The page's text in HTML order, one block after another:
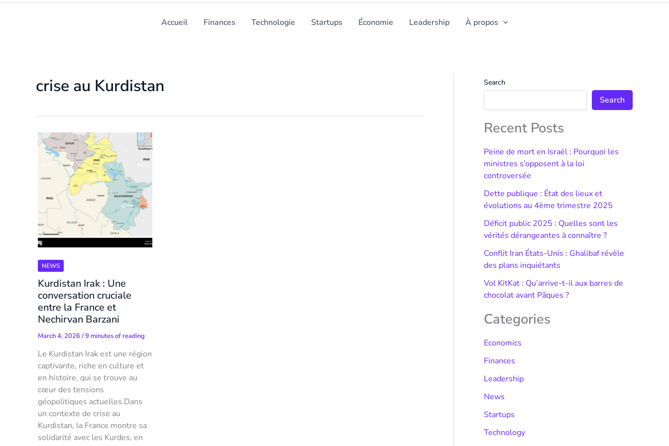
Accueil Finances Technologie Startups Économie Leadership À propos
crise au Kurdistan
NEWS
Kurdistan Irak : Une
conversation cruciale
entre la France et
Nechirvan Barzani
March 4, 2026/9 minutes of reading
Le Kurdistan Irak est une région
captivante, riche en culture et
en histoire, qui se trouve au
cœur des tensions
géopolitiques actuelles.Dans
un contexte de crise au
Kurdistan, la France montre sa
solidarité avec les Kurdes, en
Search
Search
Recent Posts
Peine de mort en Israël : Pourquoi les
ministres s’opposent à la loi
controversée
Dette publique : État des lieux et
évolutions au 4ème trimestre 2025
Déficit public 2025 : Quelles sont les
vérités dérangeantes à connaître ?
Conflit Iran États-Unis : Ghalibaf révèle
des plans inquiétants
Vol KitKat : Qu’arrive-t-il aux barres de
chocolat avant Pâques ?
Categories
Economics
Finances
Leadership
News
Startups
Technology